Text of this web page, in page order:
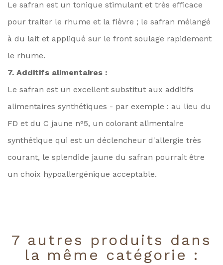
Le safran est un tonique stimulant et très efficace
pour traiter le rhume et la fièvre ; le safran mélangé
à du lait et appliqué sur le front soulage rapidement
le rhume.
7. Additifs alimentaires :
Le safran est un excellent substitut aux additifs
alimentaires synthétiques - par exemple : au lieu du
FD et du C jaune n°5, un colorant alimentaire
synthétique qui est un déclencheur d'allergie très
courant, le splendide jaune du safran pourrait être
un choix hypoallergénique acceptable.
7 autres produits dans
la même catégorie :